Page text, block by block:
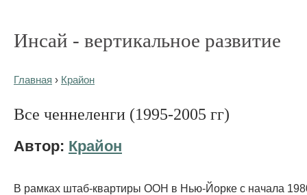
Инсай - вертикальное развитие
Главная › Крайон
Все ченнеленги (1995-2005 гг)
Автор: Крайон
В рамках штаб-квартиры ООН в Нью-Йорке с начала